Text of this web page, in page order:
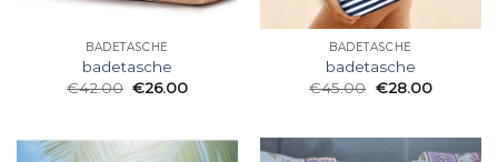
BADETASCHE
badetasche
€42.00 €26.00
BADETASCHE
badetasche
€45.00 €28.00